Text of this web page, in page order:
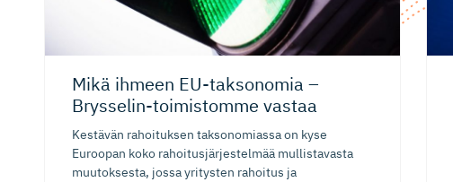
Mikä ihmeen EU-taksonomia –
Brysselin-toi­mistomme vastaa
Kestävän rahoituksen taksonomiassa on kyse
Euroopan koko rahoitusjärjestelmää mullistavasta
muutoksesta, jossa yritysten rahoitus ja